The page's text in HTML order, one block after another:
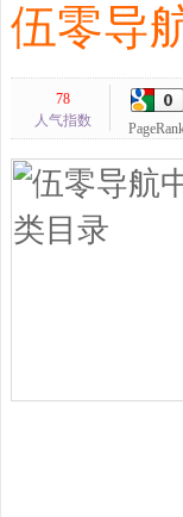
伍零导
78
人气指数